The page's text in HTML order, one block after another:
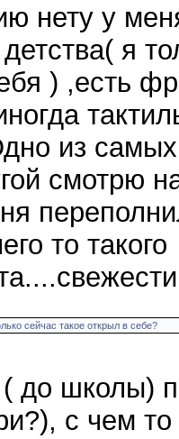
нету у
я
) ,есть
из
смотрю
то такого
сейчас такое открыл в себе?
до школы)
с чем